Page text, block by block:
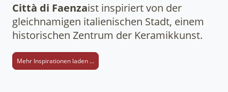
Città di Faenzaist inspiriert von der
gleichnamigen italienischen Stadt, einem
historischen Zentrum der Keramikkunst.
Mehr Inspirationen laden ...